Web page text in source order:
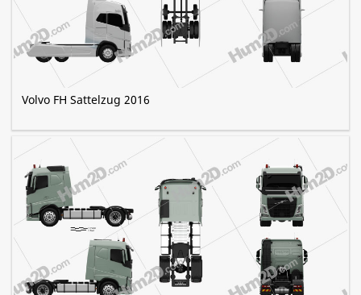
Volvo FH Sattelzug 2016